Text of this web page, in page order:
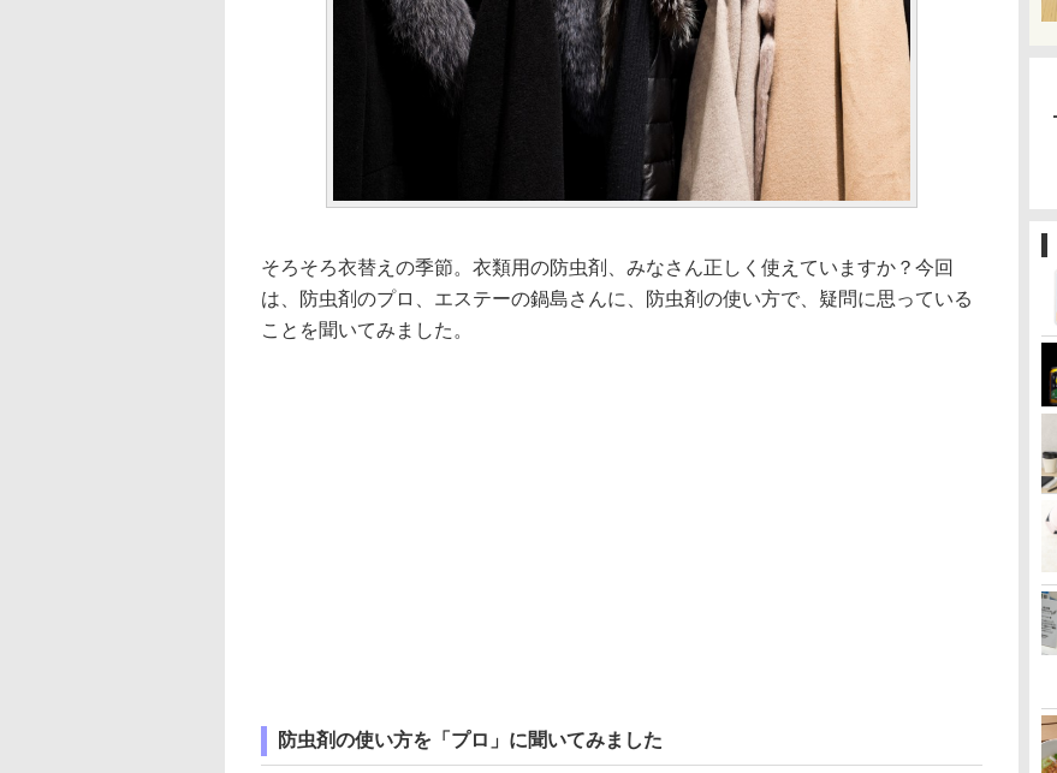
そろそろ衣替えの季節。衣類用の防虫剤、みなさん正しく使えていますか？今回
は、防虫剤のプロ、エステーの鍋島さんに、防虫剤の使い方で、疑問に思っている
ことを聞いてみました。
防虫剤の使い方を「プロ」に聞いてみました